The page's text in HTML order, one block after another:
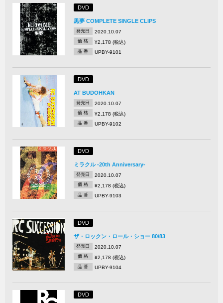
DVD
黒夢 COMPLETE SINGLE CLIPS
発売日 2020.10.07
価 格 ¥2,178 (税込)
品 番 UPBY-9101
DVD
AT BUDOHKAN
発売日 2020.10.07
価 格 ¥2,178 (税込)
品 番 UPBY-9102
DVD
ミラクル -20th Anniversary-
発売日 2020.10.07
価 格 ¥2,178 (税込)
品 番 UPBY-9103
DVD
ザ・ロックン・ロール・ショー 80/83
発売日 2020.10.07
価 格 ¥2,178 (税込)
品 番 UPBY-9104
DVD